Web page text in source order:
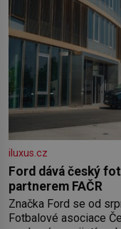
iluxus.cz
Ford dává český
partnerem FAČR
Značka Ford se od
Fotbalové asociace